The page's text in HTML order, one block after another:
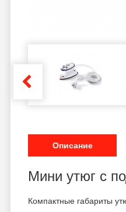
Описание
Мини утюг с
Компактные габариты